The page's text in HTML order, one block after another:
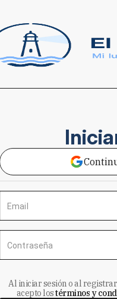
Email
Contraseña
Al iniciar sesión o al
acepto lostérminos y